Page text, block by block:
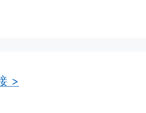
>